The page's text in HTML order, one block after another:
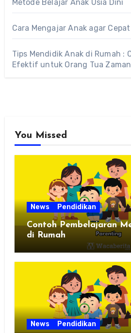
Metode Belajar Anak Usia Dini
Cara Mengajar Anak agar
Tips Mendidik Anak di Rumah :
Efektif untuk Orang Tua
You Missed
News Pendidikan
Contoh Pembelajaran
di Rumah
News Pendidikan